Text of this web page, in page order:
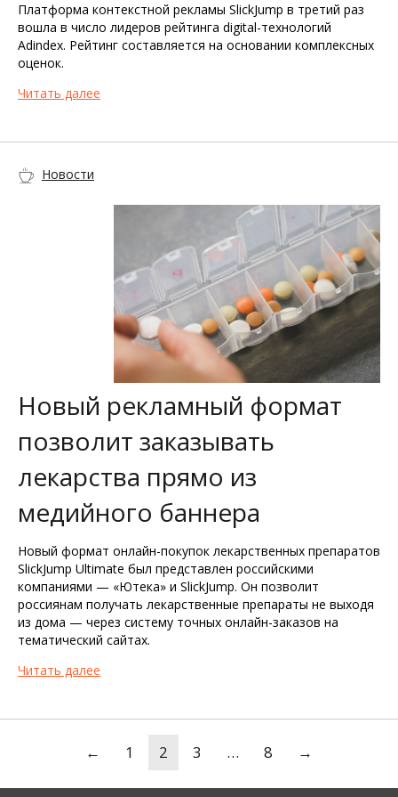
Платформа контекстной рекламы SlickJump в третий раз
вошла в число лидеров рейтинга digital-технологий
Adindex. Рейтинг составляется на основании комплексных
оценок.
Читать далее
Новости
Новый рекламный формат
позволит заказывать
лекарства прямо из
медийного баннера
Новый формат онлайн-покупок лекарственных препаратов
SlickJump Ultimate был представлен российскими
компаниями — «Ютека» и SlickJump. Он позволит
россиянам получать лекарственные препараты не выходя
из дома — через систему точных онлайн-заказов на
тематический сайтах.
Читать далее
Навигация
по
← 1 2 3 … 8 →